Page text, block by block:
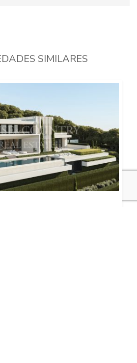
SIMILARES